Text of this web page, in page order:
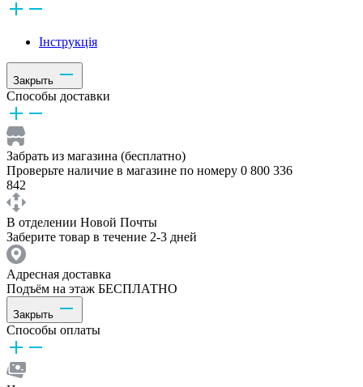
Інструкція
Закрыть
Способы доставки
Забрать из магазина (бесплатно)
Проверьте наличие в магазине по номеру 0 800 336
842
В отделении Новой Почты
Заберите товар в течение 2-3 дней
Адресная доставка
Подъём на этаж БЕСПЛАТНО
Закрыть
Способы оплаты